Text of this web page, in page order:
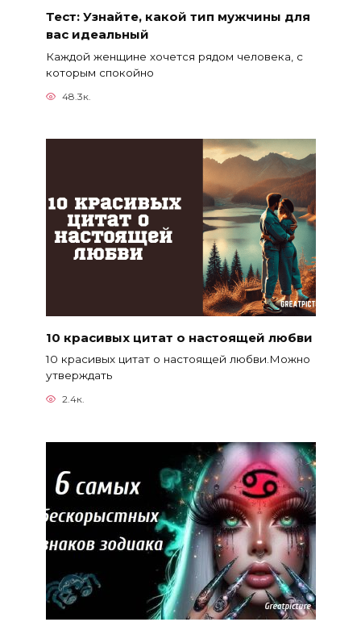
Тест: Узнайте, какой тип мужчины для
вас идеальный
Каждой женщине хочется рядом человека, с
которым спокойно
48.3к.
10 красивых цитат о настоящей любви
10 красивых цитат о настоящей любви.Можно
утверждать
2.4к.